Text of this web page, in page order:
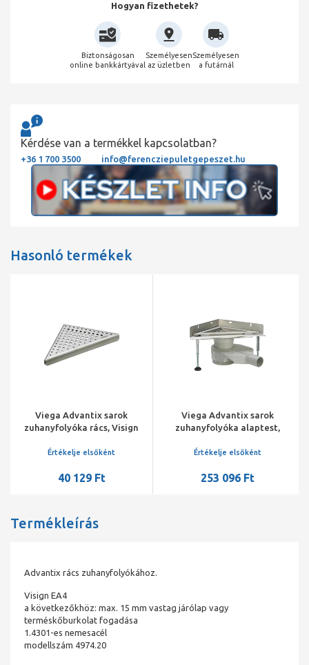
Hogyan fizethetek?
Biztonságosan
online bankkártyával
Személyesen
az üzletben
Személyesen
a futárnál
Kérdése van a termékkel kapcsolatban?
+36 1 700 3500 info@ferencziepuletgepeszet.hu
Hasonló termékek
Viega Advantix sarok
zuhanyfolyóka rács, Visign
Értékelje elsőként
40 129 Ft
Viega Advantix sarok
zuhanyfolyóka alaptest,
Értékelje elsőként
253 096 Ft
Termékleírás
Advantix rács zuhanyfolyókához.
Visign EA4
a következőkhöz: max. 15 mm vastag járólap vagy
terméskőburkolat fogadása
1.4301-es nemesacél
modellszám 4974.20